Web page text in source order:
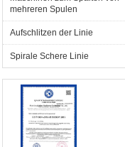
mehreren Spulen
Aufschlitzen der Linie
Spirale Schere Linie